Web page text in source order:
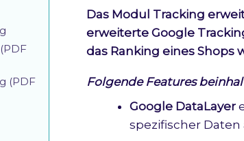
(PDF
Das Modul Tracking
erweiterte Google
das Ranking eines Shops
Folgende Features
Google DataLayer
spezifischer Daten